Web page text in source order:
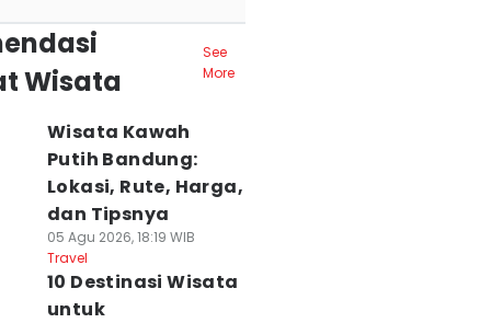
Wisata
See
More
Wisata Kawah
Putih Bandung:
Lokasi, Rute, Harga,
dan Tipsnya
05 Agu 2026, 18:19 WIB
Travel
10 Destinasi Wisata
untuk